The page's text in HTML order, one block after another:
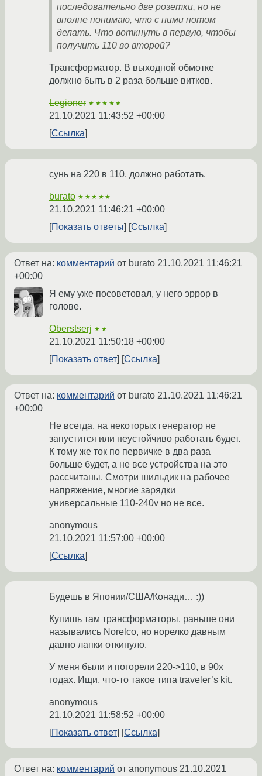
последовательно две розетки, но не
вполне понимаю, что с ними потом
делать. Что воткнуть в первую, чтобы
получить 110 во второй?
Трансформатор. В выходной обмотке
должно быть в 2 раза больше витков.
Legioner ★★★★★
21.10.2021 11:43:52 +00:00
Ссылка
сунь на 220 в 110, должно работать.
burato ★★★★★
21.10.2021 11:46:21 +00:00
Показать ответы
Ссылка
Ответ на: комментарий от burato 21.10.2021 11:46:21
+00:00
Я ему уже посоветовал, у него эррор в
голове.
Oberstserj ★★
21.10.2021 11:50:18 +00:00
Показать ответ
Ссылка
Ответ на: комментарий от burato 21.10.2021 11:46:21
+00:00
Не всегда, на некоторых генератор не
запустится или неустойчиво работать будет.
К тому же ток по первичке в два раза
больше будет, а не все устройства на это
рассчитаны. Смотри шильдик на рабочее
напряжение, многие зарядки
универсальные 110-240v но не все.
anonymous
21.10.2021 11:57:00 +00:00
Ссылка
Будешь в Японии/США/Конади… :))
Купишь там трансформаторы. раньше они
назывались Norelco, но норелко давным
давно лапки откинуло.
У меня были и погорели 220->110, в 90х
годах. Ищи, что-то такое типа traveler’s kit.
anonymous
21.10.2021 11:58:52 +00:00
Показать ответ
Ссылка
Ответ на: комментарий от anonymous 21.10.2021